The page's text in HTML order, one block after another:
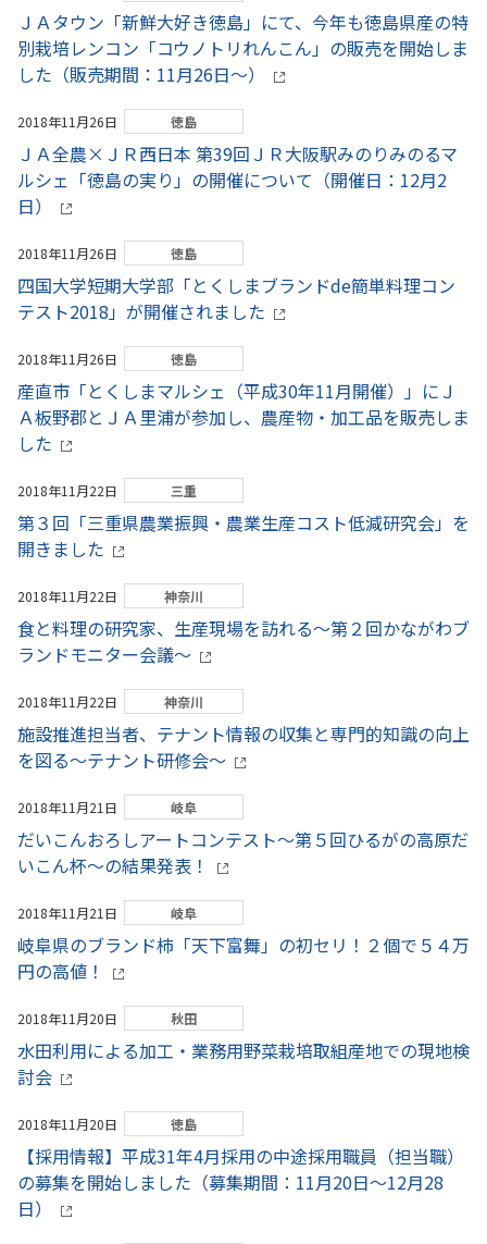
ＪＡタウン「新鮮大好き徳島」にて、今年も徳島県産の特
別栽培レンコン「コウノトリれんこん」の販売を開始しま
した（販売期間：11月26日～）
2018年11月26日 徳島
ＪＡ全農×ＪＲ西日本 第39回ＪＲ大阪駅みのりみのるマ
ルシェ「徳島の実り」の開催について（開催日：12月2
日）
2018年11月26日 徳島
四国大学短期大学部「とくしまブランドde簡単料理コン
テスト2018」が開催されました
2018年11月26日 徳島
産直市「とくしまマルシェ（平成30年11月開催）」にＪ
Ａ板野郡とＪＡ里浦が参加し、農産物・加工品を販売しま
した
2018年11月22日 三重
第３回「三重県農業振興・農業生産コスト低減研究会」を
開きました
2018年11月22日 神奈川
食と料理の研究家、生産現場を訪れる～第２回かながわブ
ランドモニター会議～
2018年11月22日 神奈川
施設推進担当者、テナント情報の収集と専門的知識の向上
を図る～テナント研修会～
2018年11月21日 岐阜
だいこんおろしアートコンテスト～第５回ひるがの高原だ
いこん杯～の結果発表！
2018年11月21日 岐阜
岐阜県のブランド柿「天下富舞」の初セリ！２個で５４万
円の高値！
2018年11月20日 秋田
水田利用による加工・業務用野菜栽培取組産地での現地検
討会
2018年11月20日 徳島
【採用情報】平成31年4月採用の中途採用職員（担当職）
の募集を開始しました（募集期間：11月20日～12月28
日）